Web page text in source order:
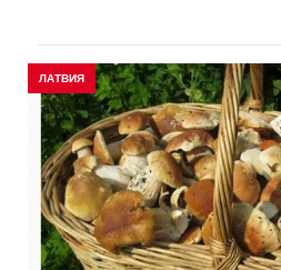
ЛАТВИЯ